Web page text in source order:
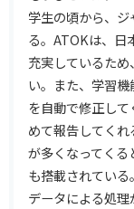
学生の頃から、
る。ATOKは、日
充実しているた
い。また、学習
を自動で修正し
めて報告してく
が多くなってく
も搭載されてい
データによる処